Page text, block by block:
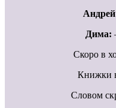
Дима:
Скоро в
Книжки
Словом